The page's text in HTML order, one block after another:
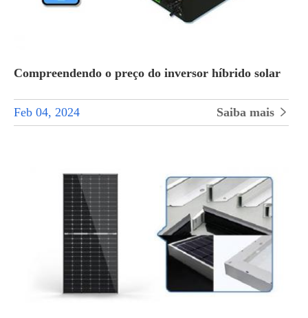
Compreendendo o preço do inversor híbrido solar
Feb 04, 2024 Saiba mais 